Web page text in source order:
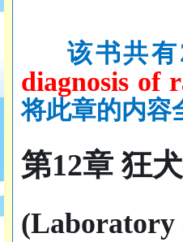
该书共有
diagnosis of
将此章的内容
第12章 狂
(Laboratory